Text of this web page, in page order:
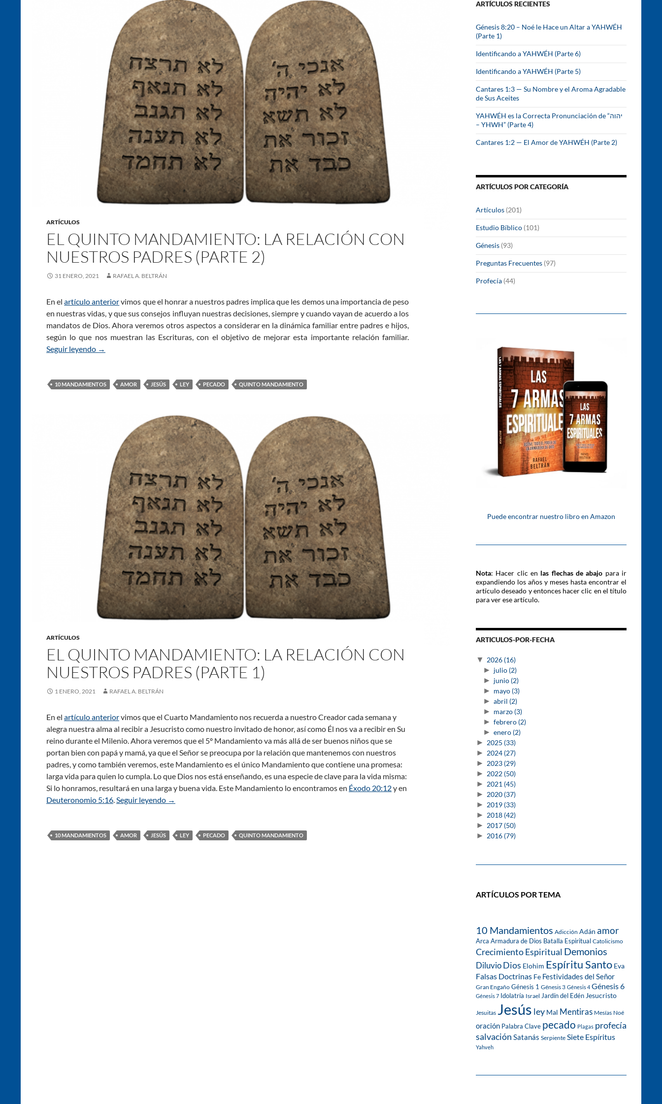
ARTÍCULOS
EL QUINTO MANDAMIENTO: LA RELACIÓN CON
NUESTROS PADRES (PARTE 2)
31 ENERO, 2021 RAFAEL A. BELTRÁN
En elartículo anteriorvimos que el honrar a nuestros padres implica que les demos una importancia de peso
en nuestras vidas, y que sus consejos influyan nuestras decisiones, siempre y cuando vayan de acuerdo a los
mandatos de Dios. Ahora veremos otros aspectos a considerar en la dinámica familiar entre padres e hijos,
según lo que nos muestran las Escrituras, con el objetivo de mejorar esta importante relación familiar.
Seguir leyendo El Quinto Mandamiento: La relación con nuestros padres (Parte 2)
→
10 MANDAMIENTOS AMOR JESÚS LEY PECADO QUINTO MANDAMIENTO
ARTÍCULOS
EL QUINTO MANDAMIENTO: LA RELACIÓN CON
NUESTROS PADRES (PARTE 1)
1 ENERO, 2021 RAFAEL A. BELTRÁN
En el artículo anteriorvimos que el Cuarto Mandamiento nos recuerda a nuestro Creador cada semana y
alegra nuestra alma al recibir a Jesucristo como nuestro invitado de honor, así como Él nos va a recibir en Su
reino durante el Milenio. Ahora veremos que el 5º Mandamiento va más allá de ser buenos niños que se
portan bien con papá y mamá, ya que el Señor se preocupa por la relación que mantenemos con nuestros
padres, y como también veremos, este Mandamiento es el único Mandamiento que contiene una promesa:
larga vida para quien lo cumpla. Lo que Dios nos está enseñando, es una especie de clave para la vida misma:
Si lo honramos, resultará en una larga y buena vida. Este Mandamiento lo encontramos en Éxodo 20:12y en
Deuteronomio 5:16.Seguir leyendo El Quinto Mandamiento: La relación con nuestros padres (Parte 1)
→
10 MANDAMIENTOS AMOR JESÚS LEY PECADO QUINTO MANDAMIENTO
r
ARTÍCULOS RECIENTES
Génesis 8:20 – Noé le Hace un Altar a YAHWÉH
(Parte 1)
Identificando a YAHWÉH (Parte 6)
Identificando a YAHWÉH (Parte 5)
Cantares 1:3 — Su Nombre y el Aroma Agradable
de Sus Aceites
YAHWÉH es la Correcta Pronunciación de “יהוה
– YHWH” (Parte 4)
Cantares 1:2 — El Amor de YAHWÉH (Parte 2)
ARTÍCULOS POR CATEGORÍA
Artículos (201)
Estudio Bíblico (101)
Génesis (93)
Preguntas Frecuentes (97)
Profecía (44)
Puede encontrar nuestro libro en Amazon
Nota: Hacer clic en las flechas de abajo para ir
expandiendo los años y meses hasta encontrar el
artículo deseado y entonces hacer clic en el título
para ver ese artículo.
ARTICULOS-POR-FECHA
▼ 2026 (16)
► julio (2)
► junio (2)
► mayo (3)
► abril (2)
► marzo (3)
► febrero (2)
► enero (2)
► 2025 (33)
► 2024 (27)
► 2023 (29)
► 2022 (50)
► 2021 (45)
► 2020 (37)
► 2019 (33)
► 2018 (42)
► 2017 (50)
► 2016 (79)
ARTÍCULOS POR TEMA
10 Mandamientos Adicción Adán amor
Arca Armadura de Dios Batalla Espiritual Catolicismo
Crecimiento Espiritual Demonios
DiluvioDios Elohim Espíritu Santo Eva
Falsas Doctrinas Fe Festividades del Señor
Gran Engaño Génesis 1 Génesis 3 Génesis 4 Génesis 6
Génesis 7 Idolatría Israel Jardín del Edén Jesucristo
Jesuitas Jesús ley Mal Mentiras Mesías Noé
oración Palabra Clave pecado Plagas profecía
salvación Satanás Serpiente Siete Espíritus
Yahveh